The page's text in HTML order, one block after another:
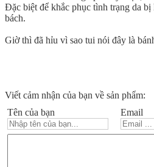
Đặc biệt để khắc phục tình trạng da
bách.
Giờ thì đã hỉu vì sao tui nói đây là
Viết cảm nhận của bạn về sản phẩm:
Tên của bạn
Email